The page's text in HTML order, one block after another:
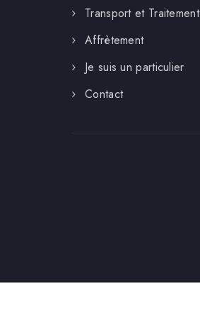
Transport et Traitement
Affrètement
Je suis un particulier
Contact